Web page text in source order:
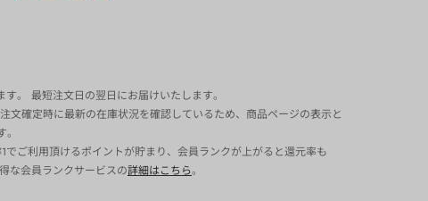
。 最短注文日の翌日にお届けいたします。
文確定時に最新の在庫状況を確認しているため、商品ページの表示と
でご利用頂けるポイントが貯まり、会員ランクが上がると還元率も
な会員ランクサービスの詳細はこちら。